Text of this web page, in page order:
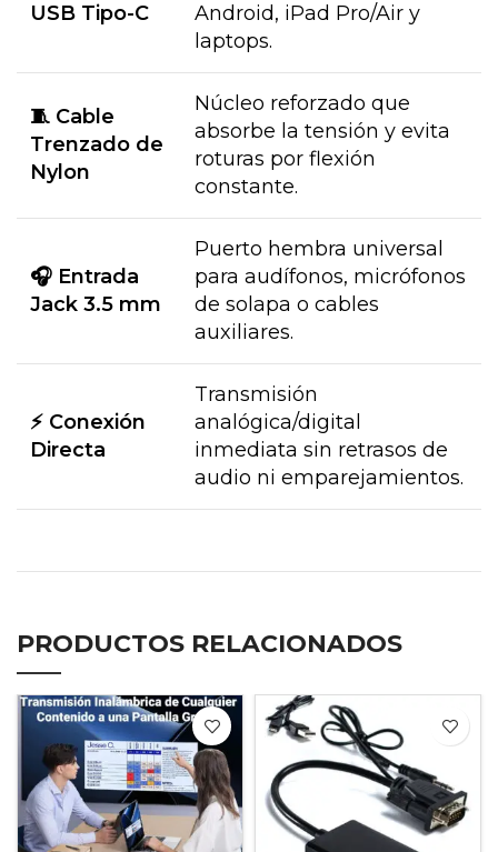
USB Tipo-C
Android, iPad Pro/Air y
laptops.
🧵 Cable
Trenzado de
Nylon
Núcleo reforzado que
absorbe la tensión y evita
roturas por flexión
constante.
🎧 Entrada
Jack 3.5 mm
Puerto hembra universal
para audífonos, micrófonos
de solapa o cables
auxiliares.
⚡ Conexión
Directa
Transmisión
analógica/digital
inmediata sin retrasos de
audio ni emparejamientos.
PRODUCTOS RELACIONADOS